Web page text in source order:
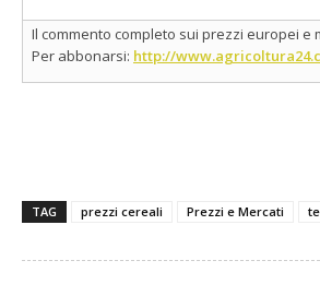
Il commento completo sui prezzi europei e
Per abbonarsi: http://
TAG prezzi cereali Prezzi e Mercati